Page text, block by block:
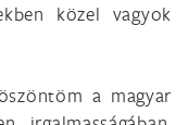
közel vagyok
a magyar